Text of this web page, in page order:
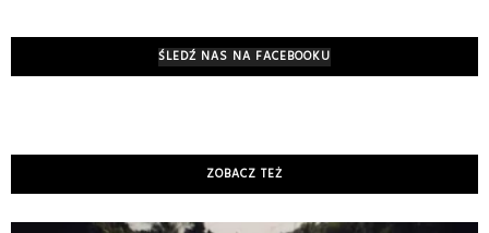
ŚLEDŹ NAS NA FACEBOOKU
ZOBACZ TEŻ